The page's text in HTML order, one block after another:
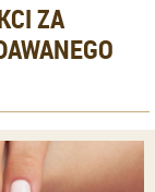
ZA